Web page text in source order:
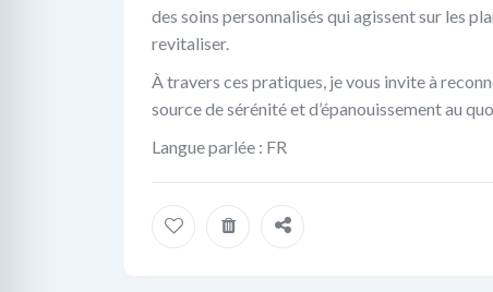
des soins personnalisés qui agissent sur les
revitaliser.
À travers ces pratiques, je vous invite à
source de sérénité et d’épanouissement au
Langue parlée : FR